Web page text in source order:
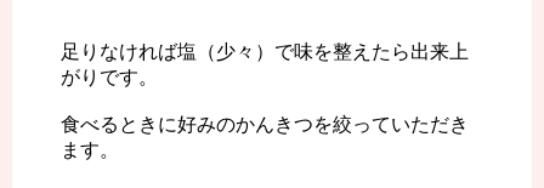
足りなければ塩（少々）で味を整えたら出来上
がりです。
食べるときに好みのかんきつを絞っていただき
ます。